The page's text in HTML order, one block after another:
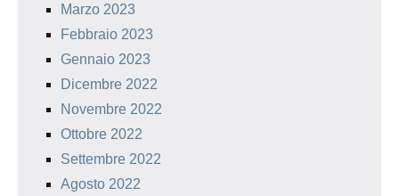
Marzo 2023
Febbraio 2023
Gennaio 2023
Dicembre 2022
Novembre 2022
Ottobre 2022
Settembre 2022
Agosto 2022